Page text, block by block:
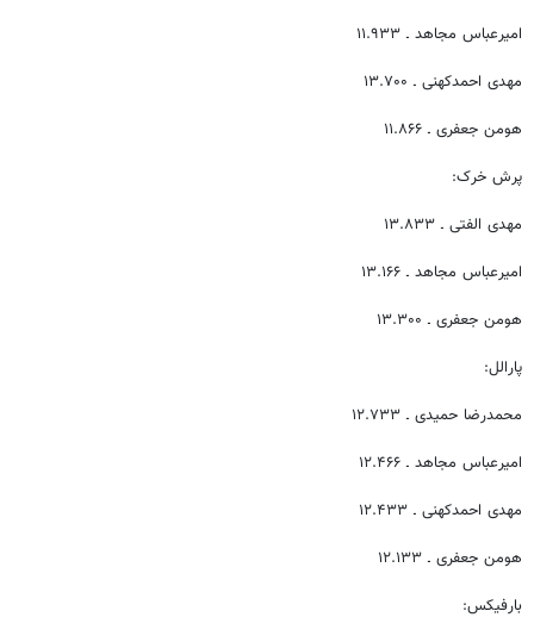
امیرعباس مجاهد ـ ۱۱.۹۳۳
مهدی احمدکهنی ـ ۱۳.۷۰۰
هومن جعفری ـ ۱۱.۸۶۶
پرش خرک:
مهدی الفتی ـ ۱۳.۸۳۳
امیرعباس مجاهد ـ ۱۳.۱۶۶
هومن جعفری ـ ۱۳.۳۰۰
پارالل:
محمدرضا حمیدی ـ ۱۲.۷۳۳
امیرعباس مجاهد ـ ۱۲.۴۶۶
مهدی احمدکهنی ـ ۱۲.۴۳۳
هومن جعفری ـ ۱۲.۱۳۳
بارفیکس: